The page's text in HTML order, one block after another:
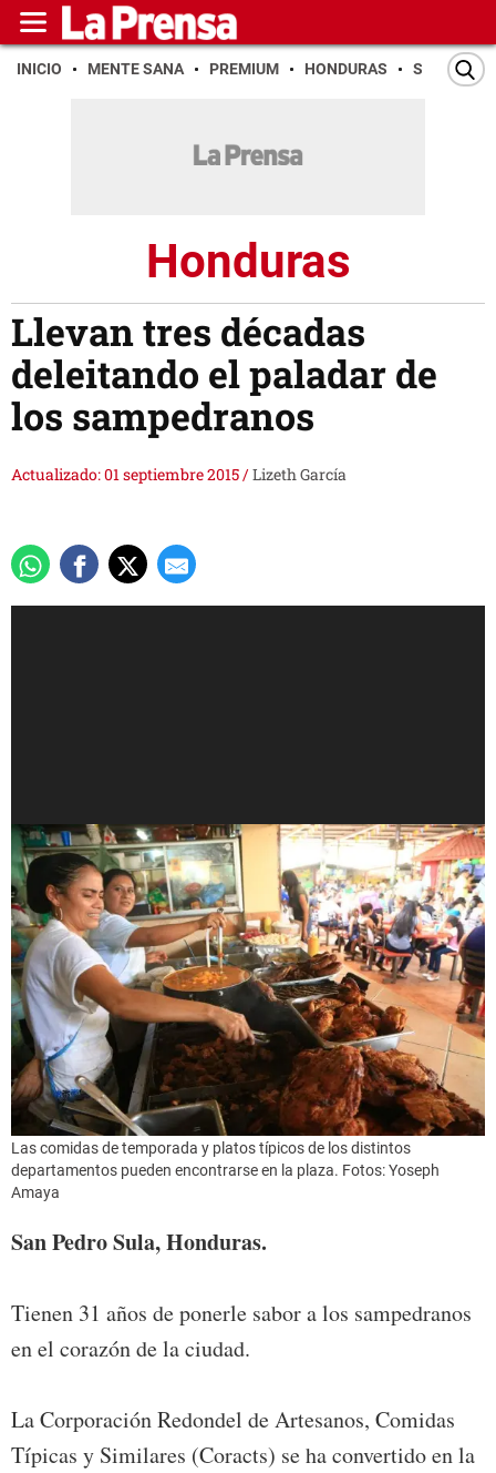
INICIO MENTE SANA PREMIUM HONDURAS SAN PEDRO
Honduras
Llevan tres décadas
deleitando el paladar de
los sampedranos
Actualizado: 01 septiembre 2015/Lizeth García
Las comidas de temporada y platos típicos de los distintos
departamentos pueden encontrarse en la plaza. Fotos: Yoseph
Amaya
San Pedro Sula, Honduras.
Tienen 31 años de ponerle sabor a los sampedranos
en el corazón de la ciudad.
La Corporación Redondel de Artesanos, Comidas
Típicas y Similares (Coracts) se ha convertido en la